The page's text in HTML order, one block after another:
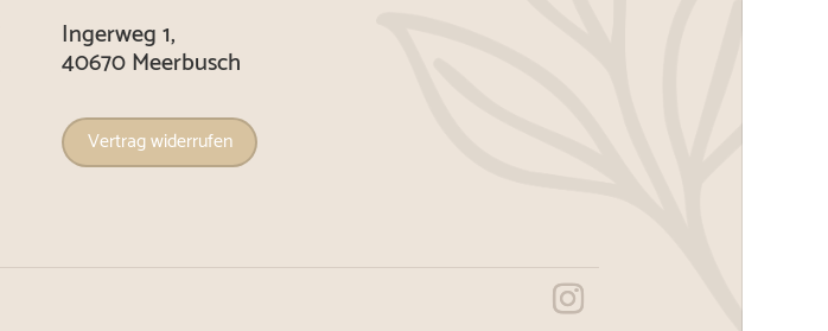
Ingerweg 1,
40670 Meerbusch
Vertrag widerrufen